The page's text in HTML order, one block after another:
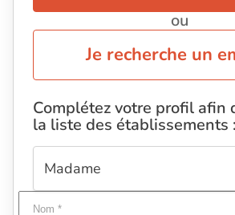
ou
Je recherche un
Complétez votre profil afin
la liste des établissements :